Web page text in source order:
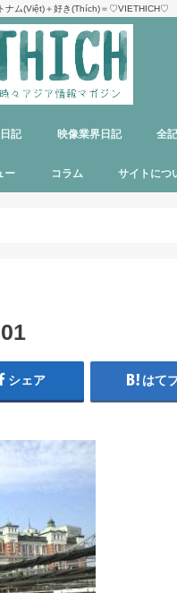
ナム(Việt)＋好き(Thích)＝♡VIETHICH♡
理
ー
サービス
記 映像業界日記 全
ー コラム サイトにつ
シェア はて